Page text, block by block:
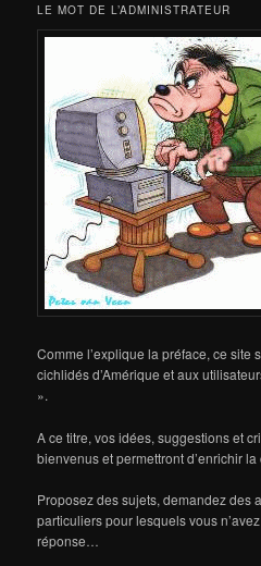
LE MOT DE L’ADMINISTRATEUR
Comme l’explique la préface, ce site
cichlidés d’Amérique et aux
».
A ce titre, vos idées, suggestions et
bienvenus et permettront d’enrichir
Proposez des sujets, demandez des
particuliers pour lesquels vous
réponse…